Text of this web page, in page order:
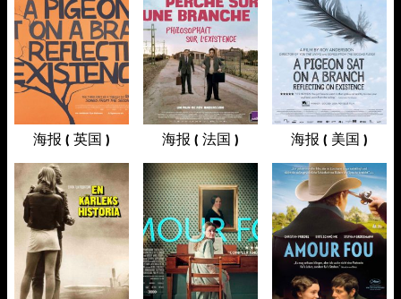
海报 ( 英国 ) 海报 ( 法国 ) 海报 ( 美国 )